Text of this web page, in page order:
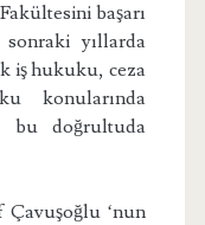
başarı
yıllarda
iş hukuku, ceza
konularında
bu doğrultuda
‘nun